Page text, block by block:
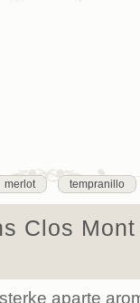
merlot
tempranillo
Clos
aparte